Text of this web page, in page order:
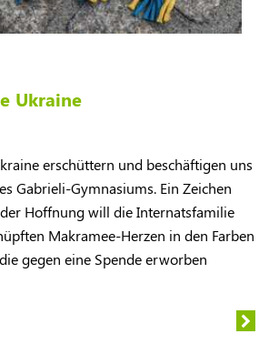
Ukraine
erschüttern und beschäftigen uns
Gabrieli-Gymnasiums. Ein Zeichen
Hoffnung will die Internatsfamilie
Makramee-Herzen in den Farben
gegen eine Spende erworben